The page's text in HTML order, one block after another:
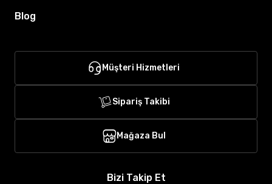
Blog
Müşteri Hizmetleri
Sipariş Takibi
Mağaza Bul
Bizi Takip Et